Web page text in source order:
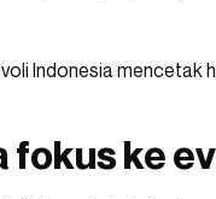
Indonesia mencetak
fokus ke